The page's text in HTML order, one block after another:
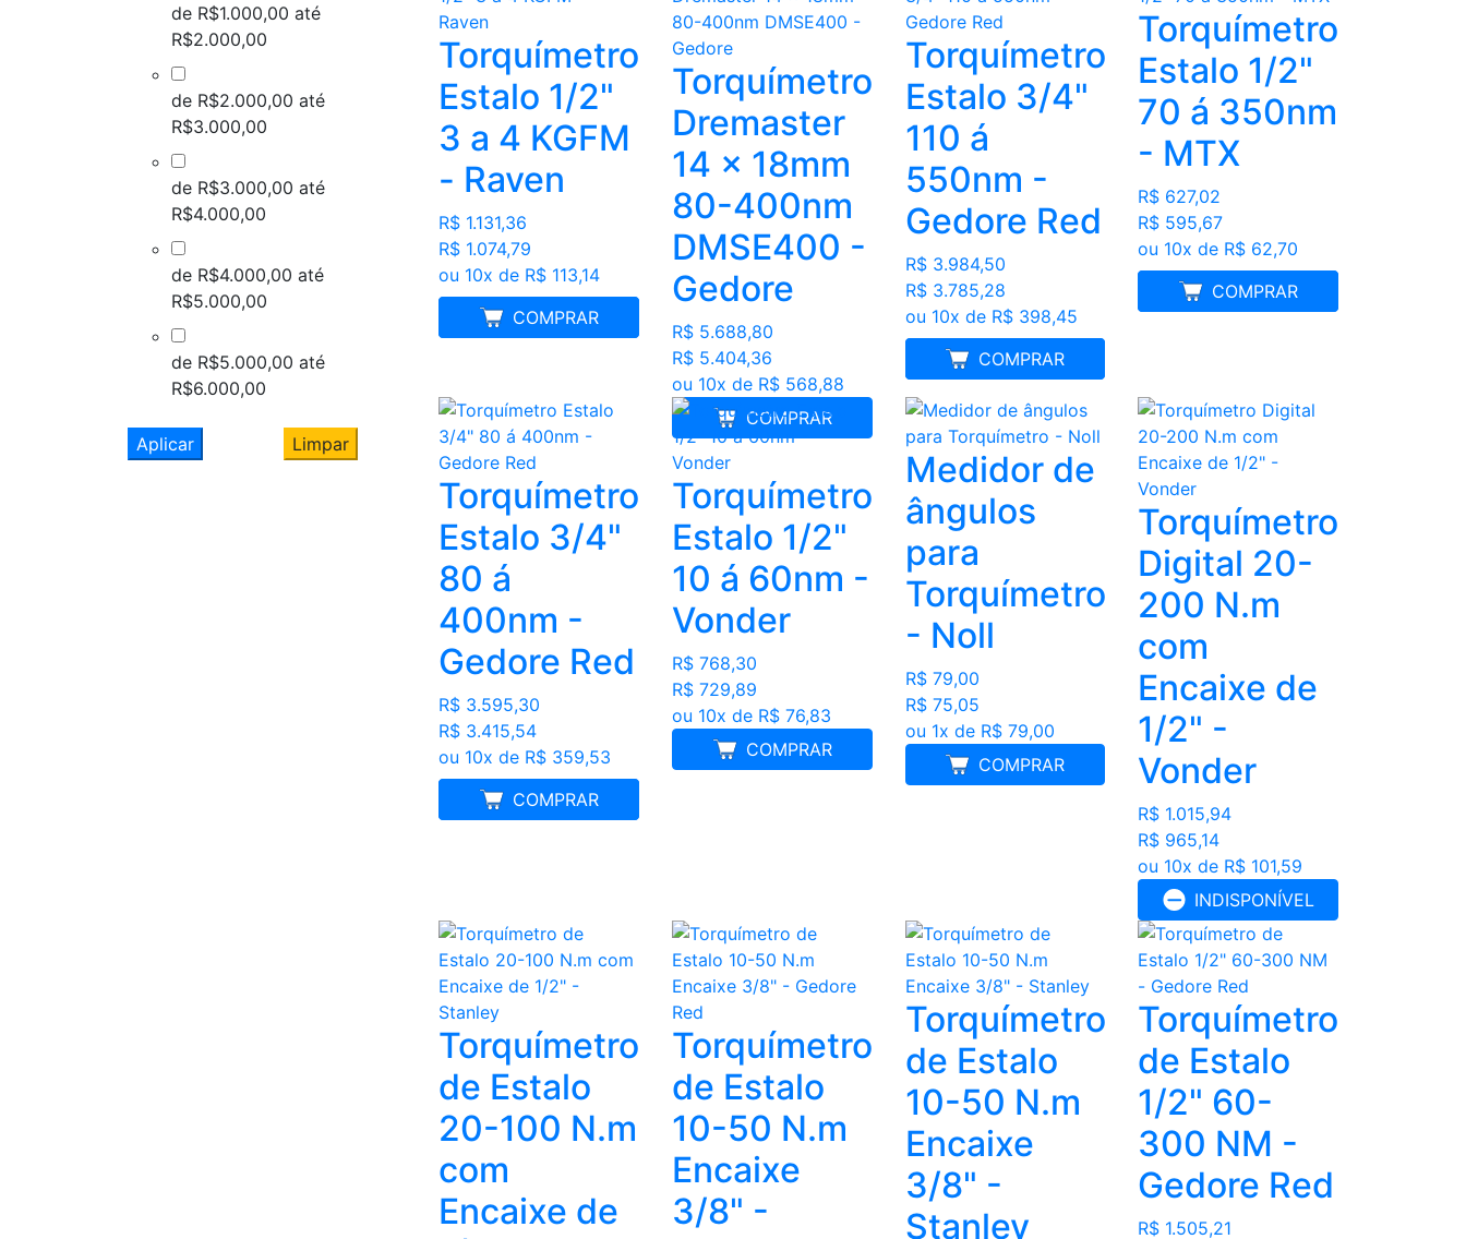
de R$1.000,00 até
R$2.000,00
de R$2.000,00 até
R$3.000,00
de R$3.000,00 até
R$4.000,00
de R$4.000,00 até
R$5.000,00
de R$5.000,00 até
R$6.000,00
Aplicar Limpar
Torquímetro
Estalo 1/2"
3 a 4 KGFM
- Raven
R$ 1.131,36
R$ 1.074,79
ou 10x de R$ 113,14
COMPRAR
MELHOR PREÇO
Torquímetro
Dremaster
14 x 18mm
80-400nm
DMSE400 -
Gedore
R$ 5.688,80
R$ 5.404,36
ou 10x de R$ 568,88
COMPRAR
Torquímetro
Estalo 3/4"
110
550nm -
Gedore Red
R$ 3.984,50
R$ 3.785,28
ou 10x de R$ 398,45
COMPRAR
FRETE GRÁTIS
Torquímetro
Estalo 1/2"
70 á 350nm
- MTX
R$ 627,02
R$ 595,67
ou 10x de R$ 62,70
COMPRAR
MELHOR PREÇO
Torquímetro
Estalo 3/4"
80
400nm -
Gedore Red
R$ 3.595,30
R$ 3.415,54
ou 10x de R$ 359,53
COMPRAR
FRETE GRÁTIS
Torquímetro
Estalo 1/2"
10 á 60nm -
Vonder
R$ 768,30
R$ 729,89
ou 10x de R$ 76,83
COMPRAR
Medidor de
ngulos
para
Torquímetro
- Noll
R$ 79,00
R$ 75,05
ou 1x de R$ 79,00
COMPRAR
Torquímetro
Digital 20-
200 N.m
com
Encaixe de
1/2" -
Vonder
R$ 1.015,94
R$ 965,14
ou 10x de R$ 101,59
INDISPONÍVEL
Torquímetro
de Estalo
20-100 N.m
com
Encaixe de
Torquímetro
de Estalo
10-50 N.m
Encaixe
3/8" -
Torquímetro
de Estalo
10-50 N.m
Encaixe
3/8" -
Stanley
Torquímetro
de Estalo
1/2" 60-
300 NM -
Gedore Red
R$ 1.505,21